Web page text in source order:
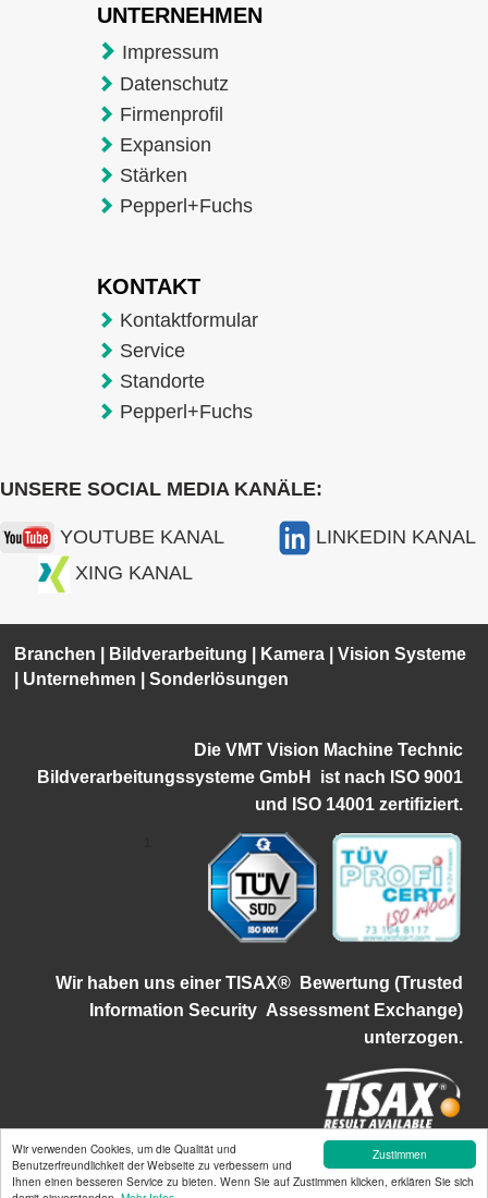
Zustimmen
Wir verwenden Cookies, um die Qualität und
Benutzerfreundlichkeit der Webseite zu verbessern und
Ihnen einen besseren Service zu bieten. Wenn Sie auf Zustimmen klicken, erklären Sie sich
UNTERNEHMEN
Impressum
Datenschutz
Firmenprofil
Expansion
Stärken
Pepperl+Fuchs
KONTAKT
Kontaktformular
Service
Standorte
Pepperl+Fuchs
UNSERE SOCIAL MEDIA KANÄLE:
YOUTUBE KANAL
LINKEDIN KANAL
XING KANAL
Branchen Bildverarbeitung Kamera |Vision Systeme
Unternehmen |Sonderlösungen
Die VMT Vision Machine Technic
Bildverarbeitungssysteme GmbH istnach ISO 9001
und ISO 14001 zertifiziert.
Wir haben uns einer TISAX®
Bewertung (Trusted
Information Security Assessment Exchange)
unterzogen.
©2026 VMT Bildverarbeitungssysteme GmbH | Mallaustraße 50-56 |
68219 Mannheim | info@vmt-systems.com | Tel.:+49 621-84250-0